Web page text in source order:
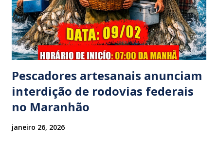
Coco", de Santa Luzia do Pará, evadiu-se do local sem
prestar assistência às vítimas. ​Atendimento e Danos ​A
Polícia Rodoviária Federal (PRF) foi acionada para atender a
ocorrênc...
Pescadores artesanais anunciam
interdição de rodovias federais
no Maranhão
janeiro 26, 2026